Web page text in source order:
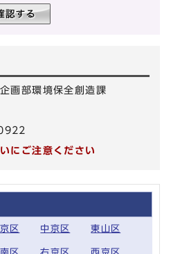
画部環境保全創造課
にご注意ください
区 中京区 東山区